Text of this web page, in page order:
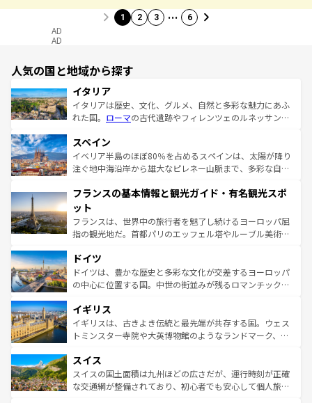
1 2 3 … 6
AD
AD
人気の国と地域から探す
イタリア
イタリアは歴史、文化、グルメ、自然と多彩な魅力にあふ
れた国。 ローマの古代遺跡やフィレンツェのルネッサンス
ろん、トスカーナの美しい田園風景やアマルフィ海岸の絶
景など、自然景観も見逃せない。観光の合間には、本場の
ピザやパスタなど、絶品のイタリア料理を堪能することも
ませてくれるイタリアで、忘れられない旅をしてみよう！
なお、新着のイタリア情報は
しい。
スペイン
イベリア半島のほぼ80％を占めるスペインは、太陽が降り
注ぐ地中海沿岸から雄大なピレネー山脈まで、多彩な自然
文化が根付くこの国では、情熱的なフラメンコ、熱気あふ
れる闘牛、そして美味しいタパスが生活の一部となってい
る。首都マドリードの洗練された雰囲気や、バルセロナの
アートに溢れた街角から、地方では古代ローマ遺跡や中世
せる。地方によって風土や気候が異なるスペインはその個
性で訪れる人を魅了する。 なお、新着のスペイン情報は コ
ンテンツ一覧を参照してほしい。
フランスの基本情報と観光ガイド・有名観光スポ
ット
フランスは、世界中の旅行者を魅了し続けるヨーロッパ屈
指の観光地だ。首都パリのエッフェル塔やルーブル美術館
で、幅広い魅力が詰まっている。華麗な宮殿、歴史的な大
聖堂、美しいビーチ、そして豊かな自然が、訪れる者を心
から魅了する。また、フランスは美食の国としても知ら
いる。シャンパンの発祥地であるランス、プロヴァンスの
香り高いラベンダー畑など、多彩な楽しみ方が可能だ。さ
らに、パリ以外の地域にも魅力が溢れており、どの街角に
れる地方に足を運ぶとそれぞれで全く異なる文化を体験で
きるだろう。 なお、新着のフランス情報はコンテンツ一覧
を参照してほしい。
ドイツ
ドイツは、豊かな歴史と多彩な文化が交差するヨーロッパ
の中心に位置する国。中世の街並みが残るロマンチック街
顔を持つこの国は、どこを歩いても飽きることがない。ベ
ルリンの文化的活気、バイエルン州のアルプスの絶景、そ
してライン川沿いのワイン畑といった風景は必見。ビール
は、お酒好きな人にはぜひ体験してほしい。 なお、新着の
ドイツ情報はコンテンツ一覧を参照してほしい。
イギリス
イギリスは、古きよき伝統と最先端が共存する国。ウェス
トミンスター寺院や大英博物館のようなランドマーク、歴
リアごとに異なる魅力がある。また、優雅なアフタヌーン
ティー、ビール好きにはたまらない英国パブ、サッカー観
戦など、本場だからこそできる体験も豊富。イギリスを旅
スイス
スイスの国土面積は九州ほどの広さだが、運行時刻が正確
な交通網が整備されており、初心者でも安心して個人旅行